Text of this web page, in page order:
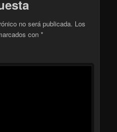
no será publicada. Los
con*